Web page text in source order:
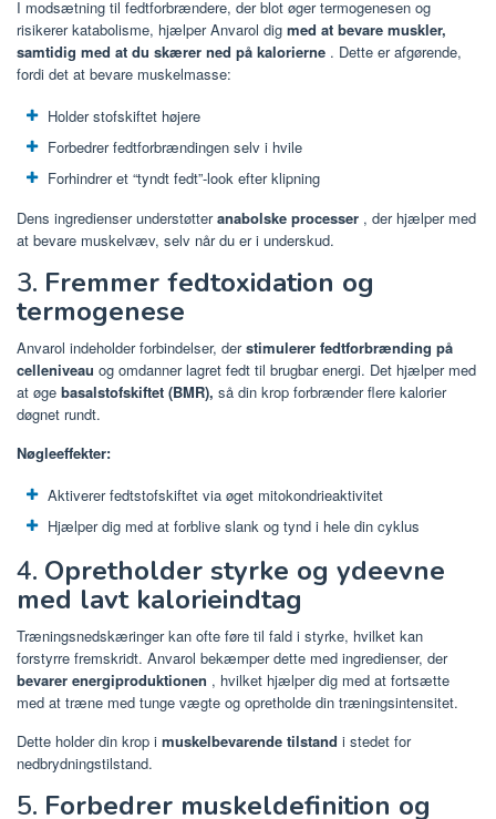
I modsætning til fedtforbrændere, der blot øger termogenesen og
risikerer katabolisme, hjælper Anvarol dig med at bevare muskler,
samtidig med at du skærer ned på kalorierne . Dette er afgørende,
fordi det at bevare muskelmasse:
Holder stofskiftet højere
Forbedrer fedtforbrændingen selv i hvile
Forhindrer et “tyndt fedt”-look efter klipning
Dens ingredienser understøtteranabolske processer , der hjælper med
at bevare muskelvæv, selv når du er i underskud.
3. Fremmer fedtoxidation og
termogenese
Anvarol indeholder forbindelser, derstimulerer fedtforbrænding på
celleniveau og omdanner lagret fedt til brugbar energi. Det hjælper med
at øge basalstofskiftet (BMR), så din krop forbrænder flere kalorier
døgnet rundt.
Nøgleeffekter:
Aktiverer fedtstofskiftet via øget mitokondrieaktivitet
Hjælper dig med at forblive slank og tynd i hele din cyklus
4. Opretholder styrke og ydeevne
med lavt kalorieindtag
Træningsnedskæringer kan ofte føre til fald i styrke, hvilket kan
forstyrre fremskridt. Anvarol bekæmper dette med ingredienser, der
bevarer energiproduktionen , hvilket hjælper dig med at fortsætte
med at træne med tunge vægte og opretholde din træningsintensitet.
Dette holder din krop i muskelbevarende tilstand i stedet for
nedbrydningstilstand.
5. Forbedrer muskeldefinition og